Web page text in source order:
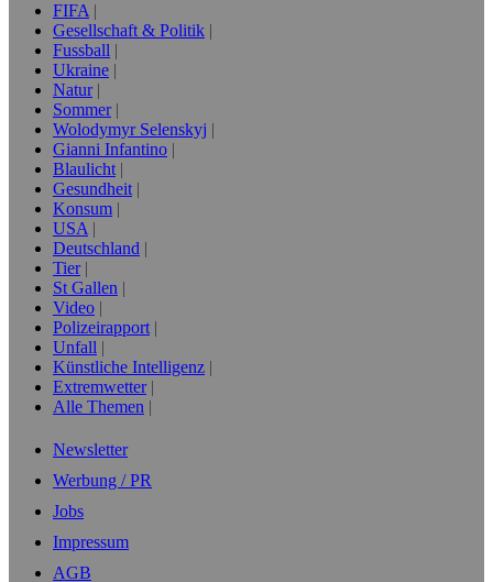
FIFA
Gesellschaft & Politik
Fussball
Ukraine
Natur
Sommer
Wolodymyr Selenskyj
Gianni Infantino
Blaulicht
Gesundheit
Konsum
USA
Deutschland
Tier
St Gallen
Video
Polizeirapport
Unfall
Künstliche Intelligenz
Extremwetter
Alle Themen
Newsletter
Werbung / PR
Jobs
Impressum
AGB